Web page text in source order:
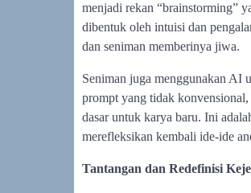
menjadi rekan “brainstorming”
dibentuk oleh intuisi dan
dan seniman memberinya jiwa.
Seniman juga menggunakan AI
prompt yang tidak konvensional,
dasar untuk karya baru. Ini
merefleksikan kembali ide-ide
Tantangan dan Redefinisi